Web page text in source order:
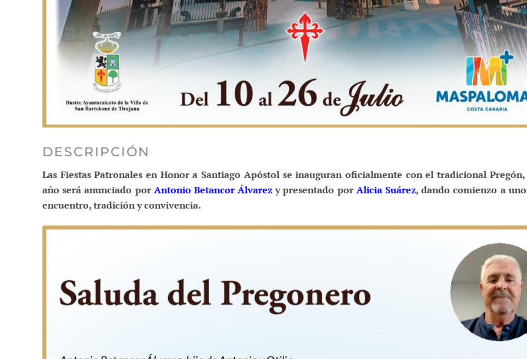
DESCRIPCIÓN
Las Fiestas Patronales en Honor a Santiago Apóstol se inauguran oficialmente con el tradicional Pregón,
año será anunciado por Antonio Betancor Álvarezy presentado por Alicia Suárez, dando comienzo a
encuentro, tradición y convivencia.